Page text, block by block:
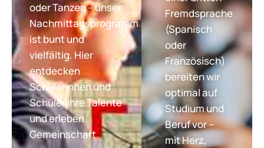
oder Tanzen – unser
Nachmittagsprogramm
ist bunt und
vielfältig. Hier
entdecken
Schülerinnen und
Schüler ihre Talente
und erleben
Gemeinschaft.
Fremdsprache
(Spanisch
oder
Französisch)
bereiten wir
optimal auf
Studium und
Beruf vor –
mit Herz,